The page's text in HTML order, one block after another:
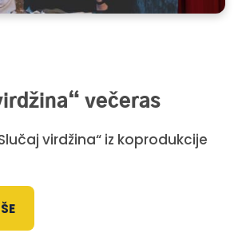
večeras
virdžina“ iz koprodukcije